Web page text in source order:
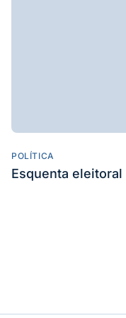
POLÍTICA
Esquenta eleitoral